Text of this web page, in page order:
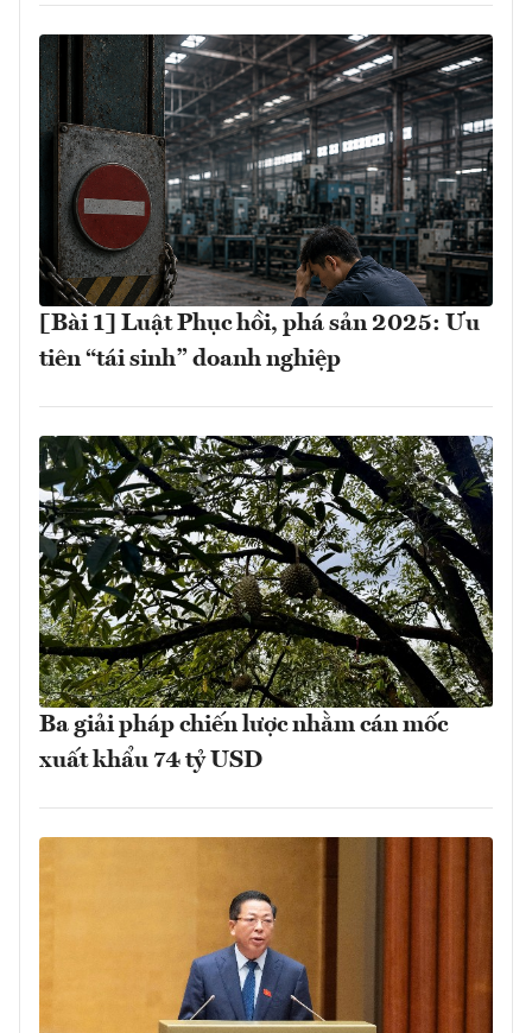
[Bài 1] Luật Phục hồi, phá sản 2025: Ưu
tiên “tái sinh” doanh nghiệp
Ba giải pháp chiến lược nhằm cán mốc
xuất khẩu 74 tỷ USD